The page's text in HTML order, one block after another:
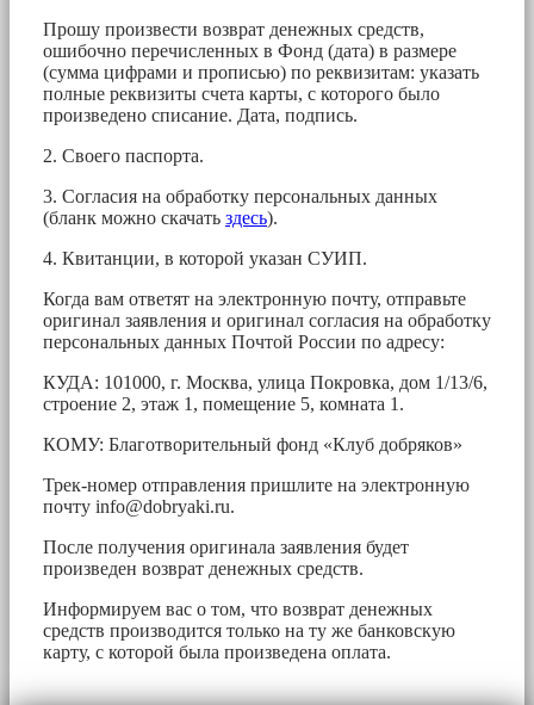
Прошу произвести возврат денежных средств,
ошибочно перечисленных в Фонд (дата) в размере
(сумма цифрами и прописью) по реквизитам: указать
полные реквизиты счета карты, с которого было
произведено списание. Дата, подпись.
2. Своего паспорта.
3. Согласия на обработку персональных данных
(бланк можно скачать здесь).
4. Квитанции, в которой указан СУИП.
Когда вам ответят на электронную почту, отправьте
оригинал заявления и оригинал согласия на обработку
персональных данных Почтой России по адресу:
КУДА: 101000, г. Москва, улица Покровка, дом 1/13/6,
строение 2, этаж 1, помещение 5, комната 1.
КОМУ: Благотворительный фонд «Клуб добряков»
Трек-номер отправления пришлите на электронную
почту info@dobryaki.ru.
После получения оригинала заявления будет
произведен возврат денежных средств.
Информируем вас о том, что возврат денежных
средств производится только на ту же банковскую
карту, с которой была произведена оплата.